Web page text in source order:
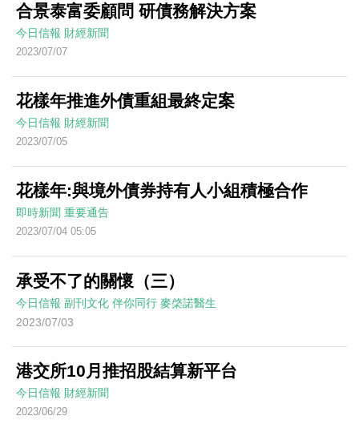
合景泰富委顧問 研債務解決方案
今日信報 財經新聞
2023/07/07
花樣年推進外債重組最終定案
今日信報 財經新聞
2023/07/05
花樣年:與境外債券持有人小組積極合作
即時新聞 重要通告
2023/07/04 05:05
承受不了的關懷（三）
今日信報 副刊文化 伴你同行 麥棨諾醫生
2023/07/03
港交所10月推招股結算新平台
今日信報 財經新聞
2023/06/29